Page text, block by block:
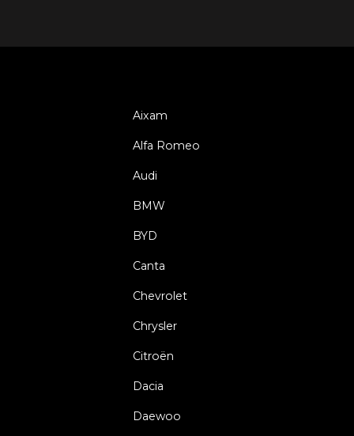
Aixam
Alfa Romeo
Audi
BMW
BYD
Canta
Chevrolet
Chrysler
Citroën
Dacia
Daewoo